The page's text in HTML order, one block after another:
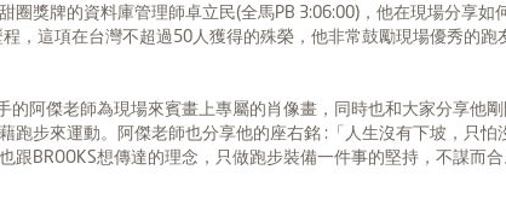
圈獎牌的資料庫管理師卓立民(全馬PB 3:06:00)，他在現場分享
，這項在台灣不超過50人獲得的殊榮，他非常鼓勵現場優秀的跑
的阿傑老師為現場來賓畫上專屬的肖像畫，同時也和大家分享他
跑步來運動。阿傑老師也分享他的座右銘 :「人生沒有下坡，只
BROOKS想傳達的理念，只做跑步裝備一件事的堅持，不謀而合